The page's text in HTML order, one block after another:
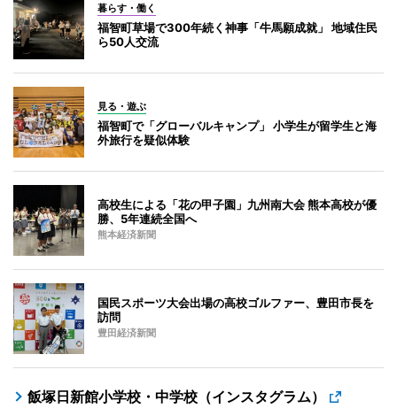
暮らす・働く
福智町草場で300年続く神事「牛馬願成就」 地域住民
ら50人交流
見る・遊ぶ
福智町で「グローバルキャンプ」 小学生が留学生と海
外旅行を疑似体験
高校生による「花の甲子園」九州南大会 熊本高校が優
勝、5年連続全国へ
熊本経済新聞
国民スポーツ大会出場の高校ゴルファー、豊田市長を
訪問
豊田経済新聞
飯塚日新館小学校・中学校（インスタグラム）